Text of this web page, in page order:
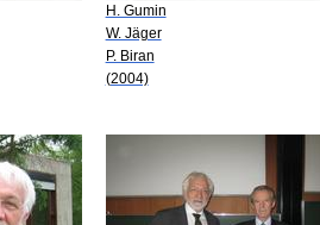
H. Gumin
W. Jäger
P. Biran
(2004)